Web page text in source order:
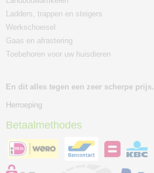
Ladders, trappen en steigers
Werkschoeisel
Gaas en afrastering
Toebehoren voor uw huisdieren
En dit alles tegen een zeer scherpe prijs.
Herroeping
Betaalmethodes